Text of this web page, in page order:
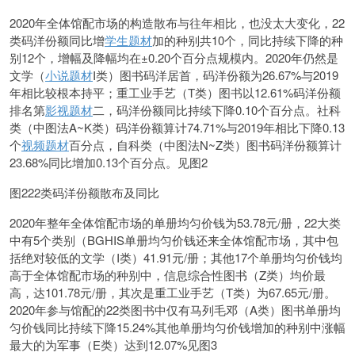
2020年全体馆配市场的构造散布与往年相比，也没太大变化，22
类码洋份额同比增学生题材加的种别共10个，同比持续下降的种
别12个，增幅及降幅均在±0.20个百分点规模内。2020年仍然是
文学（小说题材I类）图书码洋居首，码洋份额为26.67%与2019
年相比较根本持平；重工业手艺（T类）图书以12.61%码洋份额
排名第影视题材二，码洋份额同比持续下降0.10个百分点。社科
类（中图法A~K类）码洋份额算计74.71%与2019年相比下降0.13
个视频题材百分点，自科类（中图法N~Z类）图书码洋份额算计
23.68%同比增加0.13个百分点。见图2
图222类码洋份额散布及同比
2020年整年全体馆配市场的单册均匀价钱为53.78元/册，22大类
中有5个类别（BGHIS单册均匀价钱还来全体馆配市场，其中包
括绝对较低的文学（I类）41.91元/册；其他17个单册均匀价钱均
高于全体馆配市场的种别中，信息综合性图书（Z类）均价最
高，达101.78元/册，其次是重工业手艺（T类）为67.65元/册。
2020年参与馆配的22类图书中仅有马列毛邓（A类）图书单册均
匀价钱同比持续下降15.24%其他单册均匀价钱增加的种别中涨幅
最大的为军事（E类）达到12.07%见图3